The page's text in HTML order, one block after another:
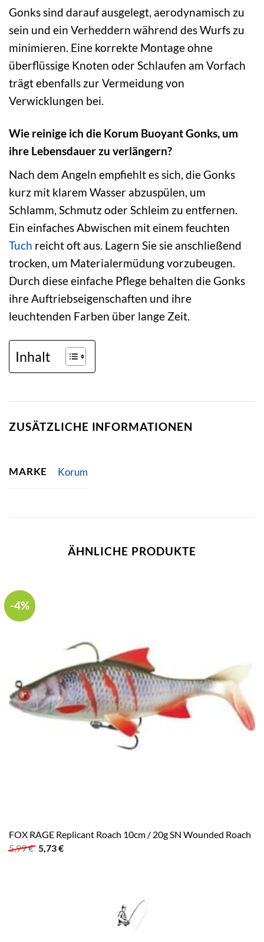
Gonks sind darauf ausgelegt, aerodynamisch zu
sein und ein Verheddern während des Wurfs zu
minimieren. Eine korrekte Montage ohne
überflüssige Knoten oder Schlaufen am Vorfach
trägt ebenfalls zur Vermeidung von
Verwicklungen bei.
Wie reinige ich die Korum Buoyant Gonks, um
ihre Lebensdauer zu verlängern?
Nach dem Angeln empfiehlt es sich, die Gonks
kurz mit klarem Wasser abzuspülen, um
Schlamm, Schmutz oder Schleim zu entfernen.
Ein einfaches Abwischen mit einem feuchten
Tuch reicht oft aus. Lagern Sie sie anschließend
trocken, um Materialermüdung vorzubeugen.
Durch diese einfache Pflege behalten die Gonks
ihre Auftriebseigenschaften und ihre
leuchtenden Farben über lange Zeit.
Inhalt
ZUSÄTZLICHE INFORMATIONEN
MARKE Korum
ÄHNLICHE PRODUKTE
-4%
FOX RAGE Replicant Roach 10cm / 20g SN Wounded Roach
5,99€ Ursprünglicher
Preis
5,73€Aktueller